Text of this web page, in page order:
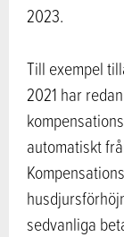
2023.
Till exempel
2021 har
automatiskt
sedvanliga